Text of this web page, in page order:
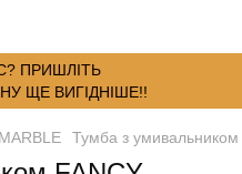
ПРИШЛІТЬ
ЩЕ ВИГІДНІШЕ!!
Тумба з